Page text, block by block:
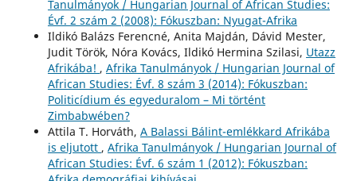
Tanulmányok / Hungarian Journal of African Studies:
Évf. 2 szám 2 (2008): Fókuszban: Nyugat-Afrika
Ildikó Balázs Ferencné, Anita Majdán, Dávid Mester,
Judit Török, Nóra Kovács, Ildikó Hermina Szilasi, Utazz
Afrikába! , Afrika Tanulmányok / Hungarian Journal of
African Studies: Évf. 8 szám 3 (2014): Fókuszban:
Politicídium és egyeduralom – Mi történt
Zimbabwében?
Attila T. Horváth, A Balassi Bálint-emlékkard Afrikába
is eljutott , Afrika Tanulmányok / Hungarian Journal of
African Studies: Évf. 6 szám 1 (2012): Fókuszban: